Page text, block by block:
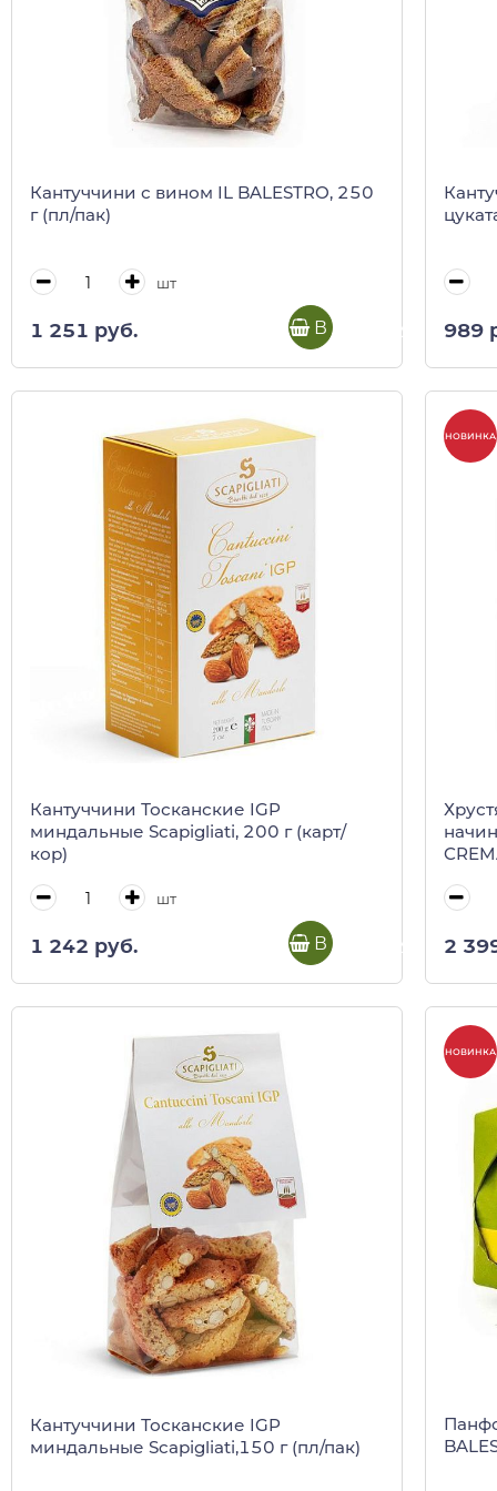
Кантуччини с вином IL BALESTRO, 250
г (пл/пак)
шт
1 251 руб. В корзину 989
Кантуччини Тосканские IGP
миндальные Scapigliati, 200 г (карт/
кор)
шт
1 242 руб. В корзину
НОВИНКА
2
Кантуччини Тосканские IGP
миндальные Scapigliati,150 г (пл/пак)
НОВИНКА